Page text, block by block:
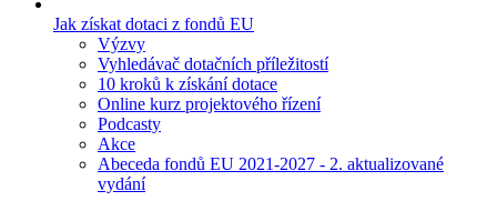
Jak získat dotaci z fondů EU
Výzvy
Vyhledávač dotačních příležitostí
10 kroků k získání dotace
Online kurz projektového řízení
Podcasty
Akce
Abeceda fondů EU 2021-2027 - 2. aktualizované
vydání